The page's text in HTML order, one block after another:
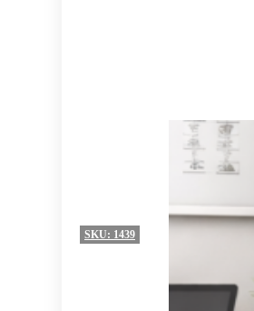
SKU: 1439